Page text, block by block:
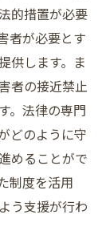
的措置が必要
者が必要とす
供します。ま
者の接近禁止
。法律の専門
どのように守
めることがで
制度を活用
う支援が行わ